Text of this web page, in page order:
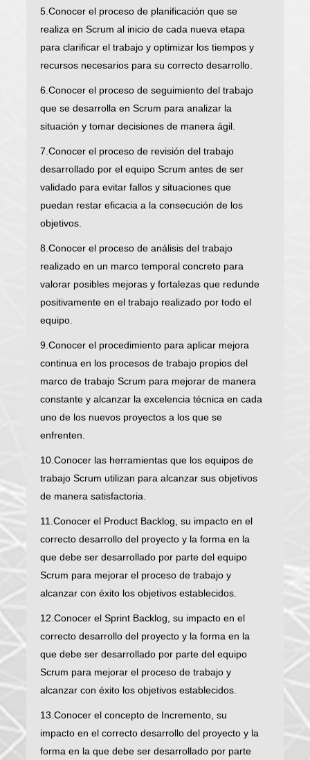
5.Conocer el proceso de planificación que se
realiza en Scrum al inicio de cada nueva etapa
para clarificar el trabajo y optimizar los tiempos y
recursos necesarios para su correcto desarrollo.
6.Conocer el proceso de seguimiento del trabajo
que se desarrolla en Scrum para analizar la
situación y tomar decisiones de manera ágil.
7.Conocer el proceso de revisión del trabajo
desarrollado por el equipo Scrum antes de ser
validado para evitar fallos y situaciones que
puedan restar eficacia a la consecución de los
objetivos.
8.Conocer el proceso de análisis del trabajo
realizado en un marco temporal concreto para
valorar posibles mejoras y fortalezas que redunde
positivamente en el trabajo realizado por todo el
equipo.
9.Conocer el procedimiento para aplicar mejora
continua en los procesos de trabajo propios del
marco de trabajo Scrum para mejorar de manera
constante y alcanzar la excelencia técnica en cada
uno de los nuevos proyectos a los que se
enfrenten.
10.Conocer las herramientas que los equipos de
trabajo Scrum utilizan para alcanzar sus objetivos
de manera satisfactoria.
11.Conocer el Product Backlog, su impacto en el
correcto desarrollo del proyecto y la forma en la
que debe ser desarrollado por parte del equipo
Scrum para mejorar el proceso de trabajo y
alcanzar con éxito los objetivos establecidos.
12.Conocer el Sprint Backlog, su impacto en el
correcto desarrollo del proyecto y la forma en la
que debe ser desarrollado por parte del equipo
Scrum para mejorar el proceso de trabajo y
alcanzar con éxito los objetivos establecidos.
13.Conocer el concepto de Incremento, su
impacto en el correcto desarrollo del proyecto y la
forma en la que debe ser desarrollado por parte